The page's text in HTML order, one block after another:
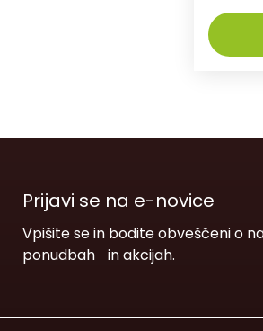
Prijavi se na e-novice
Vpišite se in bodite obveščeni o
ponudbah in akcijah.